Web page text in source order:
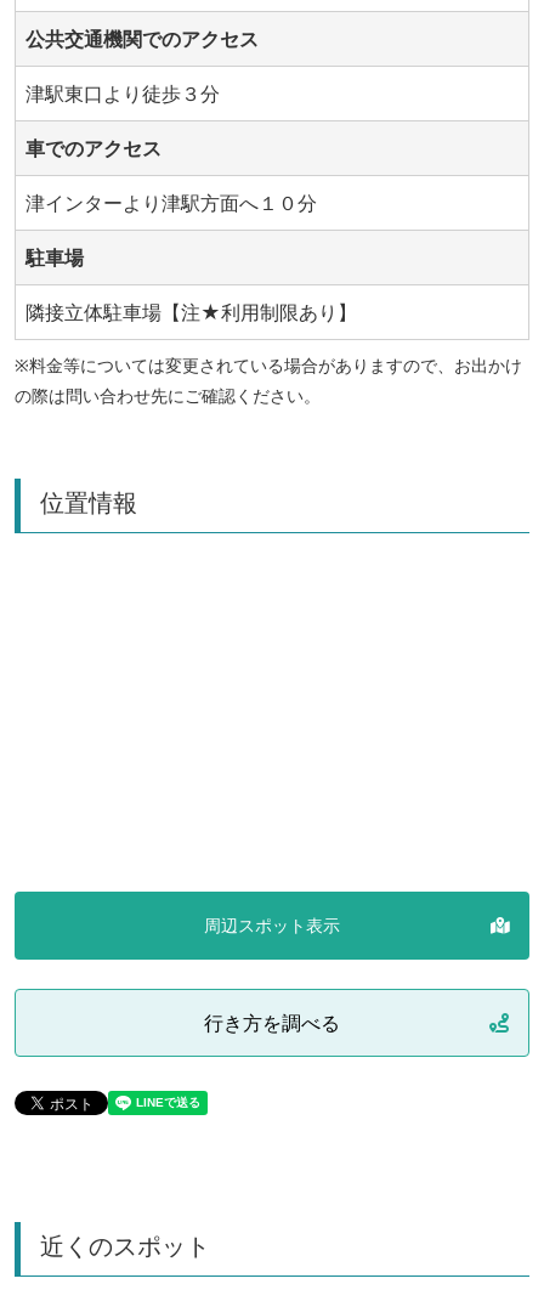
公共交通機関でのアクセス
津駅東口より徒歩３分
車でのアクセス
津インターより津駅方面へ１０分
駐車場
隣接立体駐車場【注★利用制限あり】
※料金等については変更されている場合がありますので、お出かけ
の際は問い合わせ先にご確認ください。
位置情報
周辺スポット表示
行き方を調べる
近くのスポット